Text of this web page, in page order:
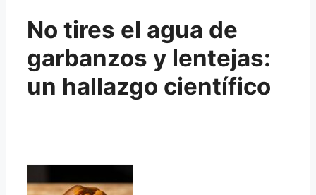
No tires el agua de
garbanzos y lentejas:
un hallazgo científico